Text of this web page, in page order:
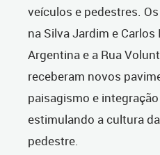
veículos e pedestres.
na Silva Jardim e
Argentina e a Rua
receberam novos
paisagismo e
estimulando a cultura
pedestre.